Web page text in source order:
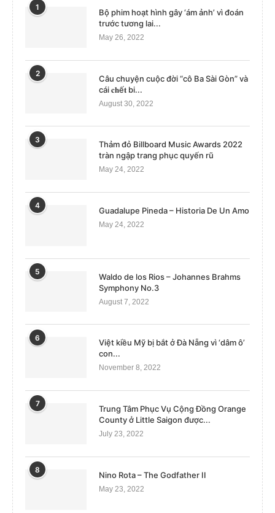
1
Bộ phim hoạt hình gây ‘ám ảnh’ vì đoán
trước tương lai...
May 26, 2022
2
Câu chuyện cuộc đời “cô Ba Sài Gòn” và
cái 𝐜𝐡ế𝐭 bi...
August 30, 2022
3
Thảm đỏ Billboard Music Awards 2022
tràn ngập trang phục quyến rũ
May 24, 2022
4
Guadalupe Pineda – Historia De Un Amo
May 24, 2022
5
Waldo de los Rios – Johannes Brahms
Symphony No.3
August 7, 2022
6
Việt kiều Mỹ bị bắt ở Đà Nẵng vì ‘dâm ô’
con...
November 8, 2022
7
Trung Tâm Phục Vụ Cộng Đồng Orange
County ở Little Saigon được...
July 23, 2022
8
Nino Rota – The Godfather II
May 23, 2022